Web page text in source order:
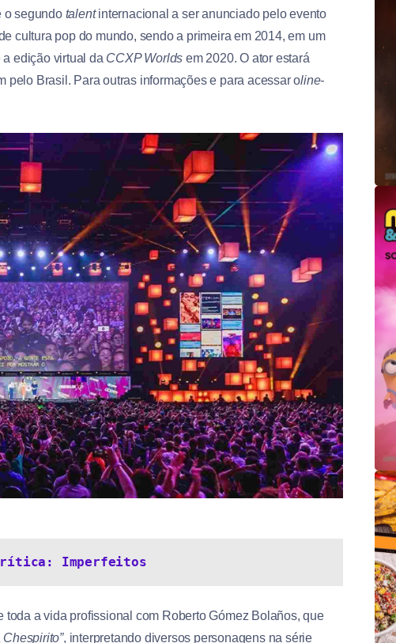
o segundo talentinternacional a ser anunciado pelo evento
cultura pop do mundo, sendo a primeira em 2014, em um
edição virtual da CCXP Worlds em 2020. O ator estará
pelo Brasil. Para outras informações e para acessar oline-
Imperfeitos
a vida profissional com Roberto Gómez Bolaños, que
Chespirito”, interpretando diversos personagens na série